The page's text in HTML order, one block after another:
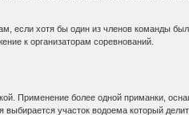
если хотя бы один из членов команды
к организаторам соревнований.
Применение более одной приманки,
участок водоема который